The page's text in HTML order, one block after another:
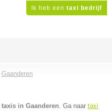
Ik heb een taxi bedrijf
Gaanderen
taxis in Gaanderen. Ga naar taxi